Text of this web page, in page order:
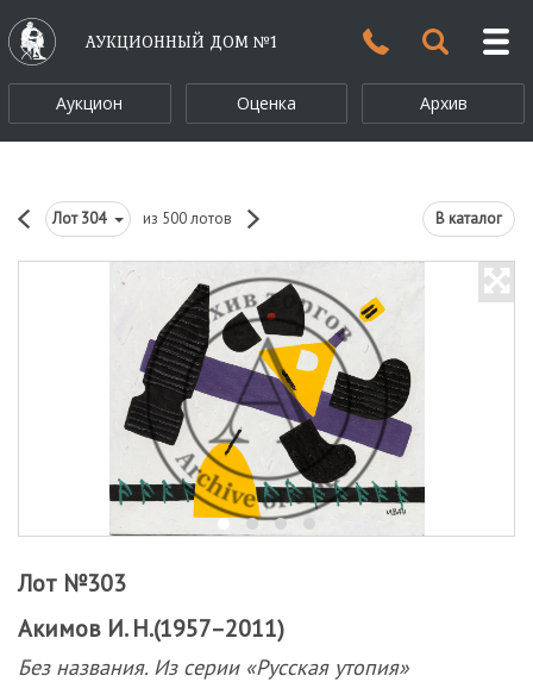
АУКЦИОННЫЙ ДОМ №1
Аукцион Оценка Архив
Лот304 из 500 лотов В каталог
Лот №303
Акимов И. Н.(1957–2011)
Без названия. Из серии «Русская утопия»